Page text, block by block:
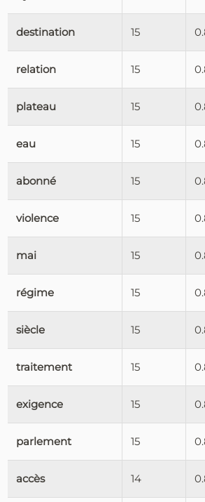
destination 15
relation 15
plateau 15
eau 15
abonné 15
violence 15
mai 15
régime 15
siècle 15
traitement 15
exigence 15
parlement 15
accès 14